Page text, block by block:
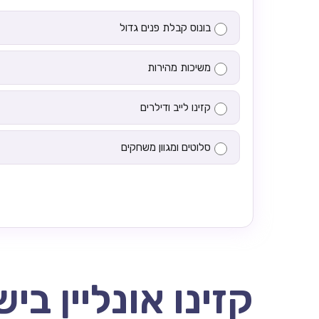
בונוס קבלת פנים גדול
משיכות מהירות
קזינו לייב ודילרים
סלוטים ומגוון משחקים
קזינו אונליין